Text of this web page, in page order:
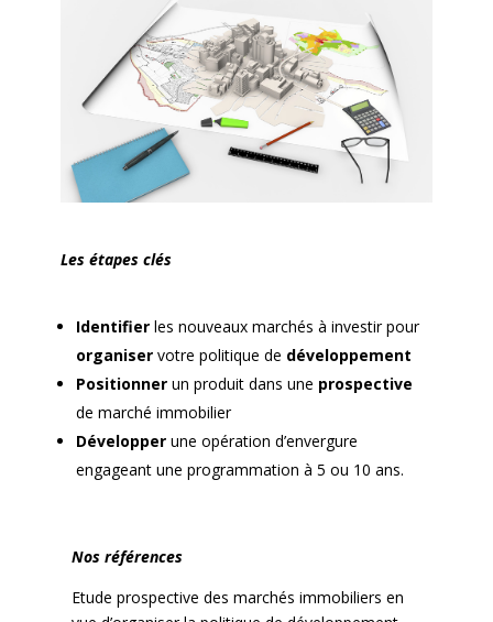
Les étapes clés
Iden­ti­fi­erles nou­veaux marchés à inve­stir pour
organ­is­ervotre poli­tique de développe­ment
Posi­tion­nerun pro­duit dans une prospec­tive
de marché immo­bili­er
Dévelop­perune opéra­tion d’envergure
engageant une pro­gram­ma­tion à 5 ou 10 ans.
Nos références
Etude prospec­tive des marchés immo­biliers en